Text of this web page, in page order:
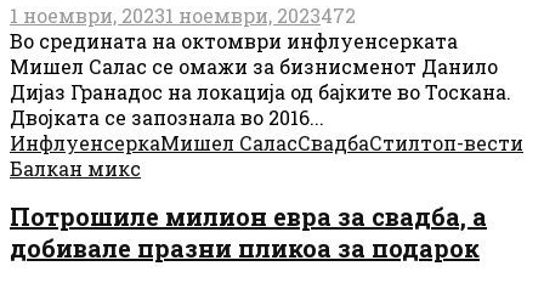
1 ноември, 20231 ноември, 2023472
Во средината на октомври инфлуенсерката
Мишел Салас се омажи за бизнисменот Данило
Дијаз Гранадос на локација од бајките во Тоскана.
Двојката се запознала во 2016...
ИнфлуенсеркаМишел СаласСвадбаСтилтоп-вести
Балкан микс
Потрошиле милион евра за свадба, а
добивале празни пликоа за подарок